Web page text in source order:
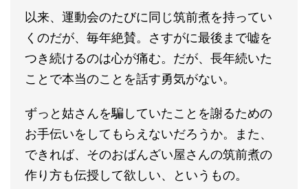
以来、運動会のたびに同じ筑前煮を持ってい
くのだが、毎年絶賛。さすがに最後まで嘘を
つき続けるのは心が痛む。だが、長年続いた
ことで本当のことを話す勇気がない。
ずっと姑さんを騙していたことを謝るための
お手伝いをしてもらえないだろうか。また、
できれば、そのおばんざい屋さんの筑前煮の
作り方も伝授して欲しい、というもの。